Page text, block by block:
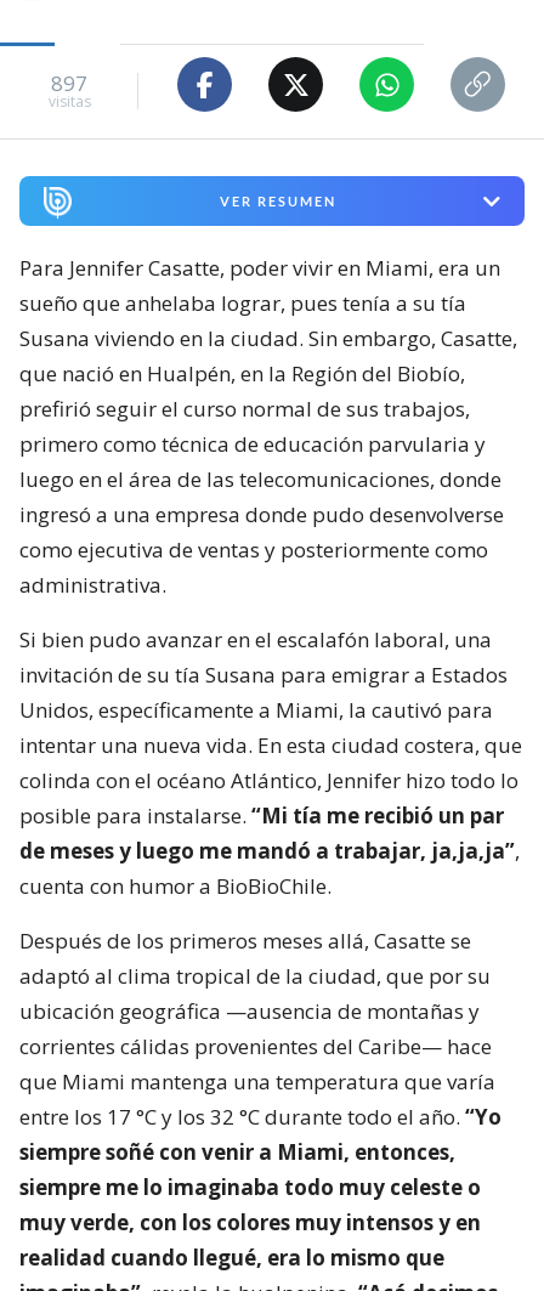
897
visitas
VER RESUMEN
Para Jennifer Casatte, poder vivir en Miami, era un
sueño que anhelaba lograr, pues tenía a su tía
Susana viviendo en la ciudad. Sin embargo, Casatte,
que nació en Hualpén, en la Región del Biobío,
prefirió seguir el curso normal de sus trabajos,
primero como técnica de educación parvularia y
luego en el área de las telecomunicaciones, donde
ingresó a una empresa donde pudo desenvolverse
como ejecutiva de ventas y posteriormente como
administrativa.
Si bien pudo avanzar en el escalafón laboral, una
invitación de su tía Susana para emigrar a Estados
Unidos, específicamente a Miami, la cautivó para
intentar una nueva vida. En esta ciudad costera, que
colinda con el océano Atlántico, Jennifer hizo todo lo
posible para instalarse. “Mi tía me recibió un par
de meses y luego me mandó a trabajar, ja,ja,ja”,
cuenta con humor a BioBioChile.
Después de los primeros meses allá, Casatte se
adaptó al clima tropical de la ciudad, que por su
ubicación geográfica —ausencia de montañas y
corrientes cálidas provenientes del Caribe— hace
que Miami mantenga una temperatura que varía
entre los 17 °C y los 32 °C durante todo el año. “Yo
siempre soñé con venir a Miami, entonces,
siempre me lo imaginaba todo muy celeste o
muy verde, con los colores muy intensos y en
realidad cuando llegué, era lo mismo que